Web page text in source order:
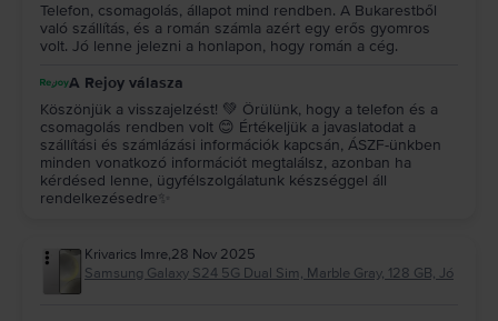
Telefon, csomagolás, állapot mind rendben. A Bukarestből
való szállítás, és a román számla azért egy erős gyomros
volt. Jó lenne jelezni a honlapon, hogy román a cég.
A Rejoy válasza
Köszönjük a visszajelzést! 💚 Örülünk, hogy a telefon és a
csomagolás rendben volt 😊 Értékeljük a javaslatodat a
szállítási és számlázási információk kapcsán, ÁSZF-ünkben
minden vonatkozó információt megtalálsz, azonban ha
kérdésed lenne, ügyfélszolgálatunk készséggel áll
rendelkezésedre✨
Krivarics Imre,28 Nov 2025
Samsung Galaxy S24 5G Dual Sim, Marble Gray, 128 GB, Jó